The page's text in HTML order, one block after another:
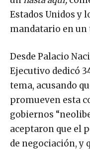
Estados Unidos y
mandatario en un
Desde Palacio
Ejecutivo dedicó
tema, acusando
promueven esta
gobiernos
aceptaron que el
de negociación, y